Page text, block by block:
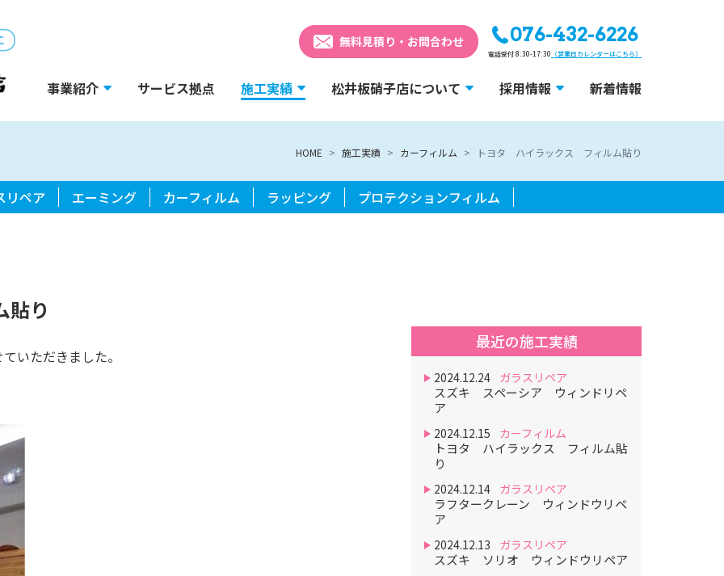
事業紹介 サービス拠点 施工実績 松井板硝子店について 採用情報 新着情報
無料見積り・お問合わせ 076-432-6226
電話受付 8:30-17:30 （営業日カレンダーはこちら）
HOME 施工実績 カーフィルム トヨタ ハイラックス フィルム貼り
リペア エーミング カーフィルム ラッピング プロテクションフィルム
り
いただきました。
最近の施工実績
2024.12.24 ガラスリペア
スズキ スペーシア ウィンドリペ
ア
2024.12.15 カーフィルム
トヨタ ハイラックス フィルム貼
り
2024.12.14 ガラスリペア
ラフタークレーン ウィンドウリペ
ア
2024.12.13 ガラスリペア
スズキ ソリオ ウィンドウリペア